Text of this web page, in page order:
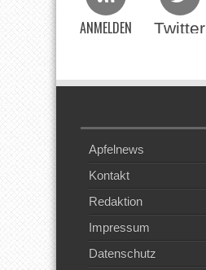
ANMELDEN Twitter
Apfelnews
Kontakt
Redaktion
Impressum
Datenschutz